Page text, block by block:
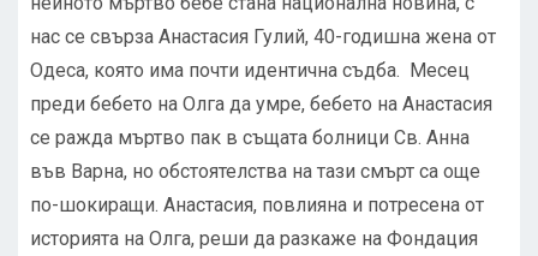
нас се свърза Анастасия Гулий, 40-годишна жена от
Одеса, която има почти идентична съдба. Месец
преди бебето на Олга да умре, бебето на Анастасия
се ражда мъртво пак в същата болници Св. Анна
във Варна, но обстоятелства на тази смърт са още
по-шокиращи. Анастасия, повлияна и потресена от
историята на Олга, реши да разкаже на Фондация